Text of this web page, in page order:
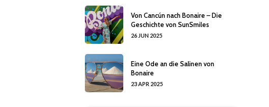
Von Cancún nach Bonaire – Die
Geschichte von SunSmiles
26 JUN 2025
Eine Ode an die Salinen von
Bonaire
23 APR 2025